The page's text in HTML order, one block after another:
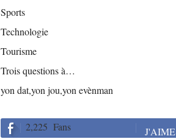
Sports
Technologie
Tourisme
Trois questions à…
yon dat,yon jou,yon evènman
2,225 Fans
J'AIME